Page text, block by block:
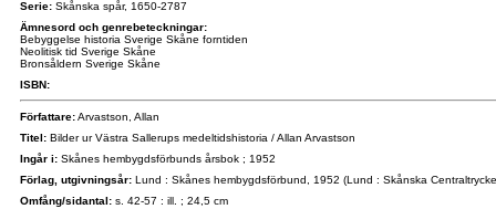
Serie: Skånska spår, 1650-2787
Ämnesord och genrebeteckningar:
Bebyggelse historia Sverige Skåne forntiden
Neolitisk tid Sverige Skåne
Bronsåldern Sverige Skåne
ISBN:
Författare:Arvastson, Allan
Titel: Bilder ur Västra Sallerups medeltidshistoria / Allan Arvastson
Ingår i: Skånes hembygdsförbunds årsbok ; 1952
Förlag, utgivningsår: Lund : Skånes hembygdsförbund, 1952 (Lund : Skånska
Omfång/sidantal: s. 42-57 : ill. ; 24,5 cm